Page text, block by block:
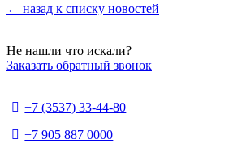
← назад к списку новостей
Не нашли что искали?
Заказать обратный звонок
+7 (3537) 33-44-80
+7 905 887 0000